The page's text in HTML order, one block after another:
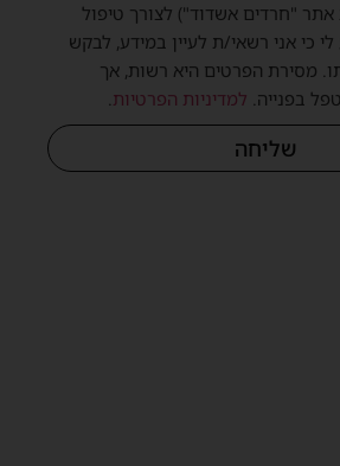
"חרדים אשדוד") לצורך טיפול
לי כי אני רשאי/ת לעיין במידע, לבקש
מסירת הפרטים היא רשות, אך
בפנייה. למדיניות הפרטיות.
שליחה